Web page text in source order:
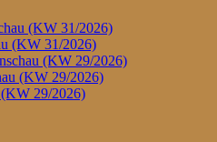
(KW 31/2026)
(KW 31/2026)
(KW 29/2026)
(KW 29/2026)
29/2026)